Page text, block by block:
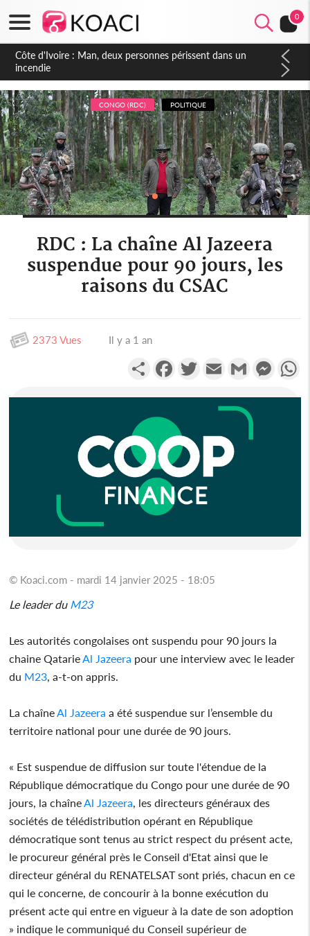
0
Côte d'Ivoire : Séileu, la célébration de la fête nationale
transformée en vaste campagne contre les produits
dépigmentants dangereux
CONGO (RDC) POLITIQUE
RDC : La chaîne Al Jazeera
suspendue pour 90 jours, les
raisons du CSAC
2373 Vues Il y a 1 an
PartagerFacebookTwitterEmail Gmail
© Koaci.com - mardi 14 janvier 2025 - 18:05
Le leader du M23
Les autorités congolaises ont suspendu pour 90 jours la
chaine Qatarie Al Jazeera pour une interview avec le leader
du M23 , a-t-on appris.
La chaîne Al Jazeera a été suspendue sur l’ensemble du
territoire national pour une durée de 90 jours.
« Est suspendue de diffusion sur toute l'étendue de la
République démocratique du Congo pour une durée de 90
jours, la chaîne Al Jazeera , les directeurs généraux des
sociétés de télédistribution opérant en République
démocratique sont tenus au strict respect du présent acte,
le procureur général près le Conseil d'Etat ainsi que le
directeur général du RENATELSAT sont priés, chacun en ce
qui le concerne, de concourir à la bonne exécution du
présent acte qui entre en vigueur à la date de son adoption
» indique le communiqué du Conseil supérieur de